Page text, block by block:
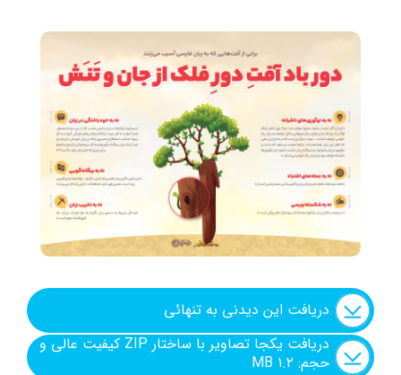
جستجو
جستجو
دریافت این دیدنی به تنهائی
دریافت یکجا تصاویر با ساختار ZIP کیفیت عالی و
حجم: ۱.۲ MB